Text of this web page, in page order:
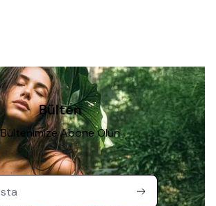
Bülten
Bültenimize Abone Olun